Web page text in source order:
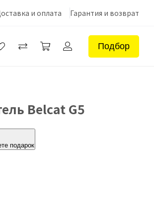
и оплата Гарантия и возврат
Подбор
Belcat G5
подарок